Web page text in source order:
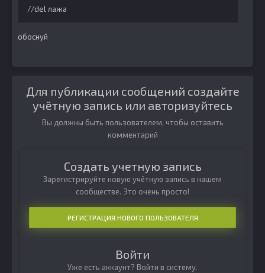
//del лажа
обоснуй
Для публикации сообщений создайте
учётную запись или авторизуйтесь
Вы должны быть пользователем, чтобы оставить
комментарий
Создать учетную запись
Зарегистрируйте новую учётную запись в нашем
сообществе. Это очень просто!
РЕГИСТРАЦИЯ НОВОГО ПОЛЬЗОВАТЕЛЯ
Войти
Уже есть аккаунт? Войти в систему.